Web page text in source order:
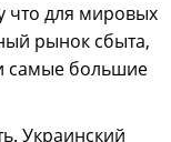
что для мировых
рынок сбыта,
самые большие
Украинский